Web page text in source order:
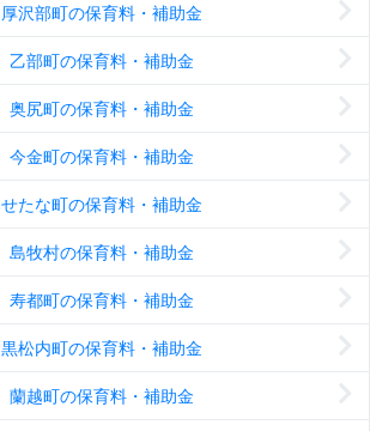
厚沢部町の保育料・補助金
乙部町の保育料・補助金
奥尻町の保育料・補助金
今金町の保育料・補助金
せたな町の保育料・補助金
島牧村の保育料・補助金
寿都町の保育料・補助金
黒松内町の保育料・補助金
蘭越町の保育料・補助金